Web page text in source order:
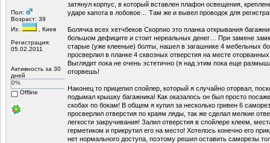
Пол:
Возраст: 39
Из:
, Киев
Регистрация:
05.02.2011
Активность за 30
дней
0%
Offline
затянул корпус, в который вставлен плафон освещения,
ударе капота в лобовое… Там же и вывел проводок для
Болячка всех хетчбеков Скорпио это планка открывания
большом дефиците и стоит нереальных денег… При замене
старые (уже клееные) болты, нашел в загашнике 4 мебельных
просверлил в планке 4 сквозных отверстия на месте
Выглядит пока не очень эстетично (я над этим пока еще
оторвешь!
Наконец то прицепил спойлер, который я случайно оторвал,
подымал крышку багажника! Как оказалось он был просто
скобах по бокам! В общем я купил за несколько гривен 6
просверлил отверстия по краям ляды, так же сделал мелкие
легкости закручивания! Залил отверстия в спойлере клеем,
герметиком и прикрутил его на место! Хотелось конечно его
нет нормального доступа, поэтому решил оставить саморезы